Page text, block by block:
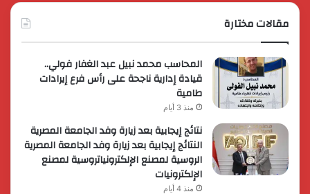
مقالات مختارة
المحاسب محمد نبيل عبد الغفار فولي..
قيادة إدارية ناجحة على رأس فرع إيرادات
طامية
منذ 3 أيام
نتائج إيجابية بعد زيارة وفد الجامعة المصرية
النتائج إيجابية بعد زيارة وفد الجامعة المصرية
الروسية لمصنع الإلكترونياتروسية لمصنع
الإلكترونيات
منذ 4 أيام